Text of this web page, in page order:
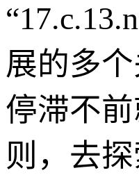
展的多
停滞不
则，去